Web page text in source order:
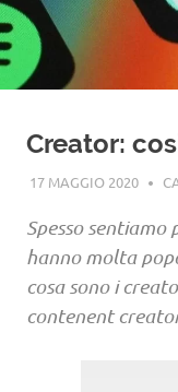
Creator:
17 MAGGIO 2020
Spesso
hanno molta
cosa sono i
contenent